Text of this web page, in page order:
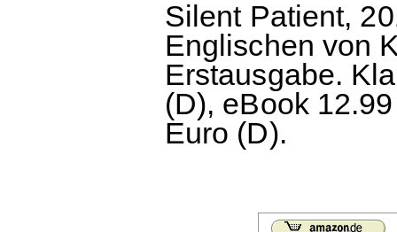
Silent Patient,
Englischen von
Erstausgabe.
(D), eBook
Euro (D).